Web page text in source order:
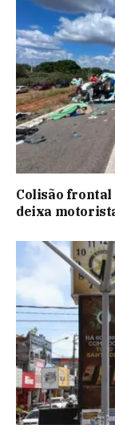
Colisão frontal
deixa